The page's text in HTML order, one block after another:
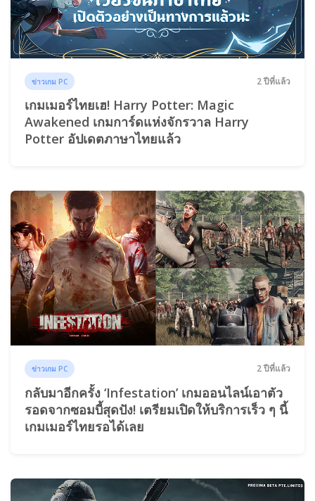
ข่าวเกม PC 2 ปีที่แล้ว
เกมเมอร์ไทยเฮ! Harry Potter: Magic
Awakened เกมการ์ดแห่งจักรวาล Harry
Potter อัปเดตภาษาไทยแล้ว
ข่าวเกม PC 2 ปีที่แล้ว
กลับมาอีกครั้ง ‘Infestation’ เกมออนไลน์เอาตัว
รอดจากซอมบี้สุดปัง! เตรียมเปิดให้บริการเร็ว ๆ นี้
เกมเมอร์ไทยรอได้เลย